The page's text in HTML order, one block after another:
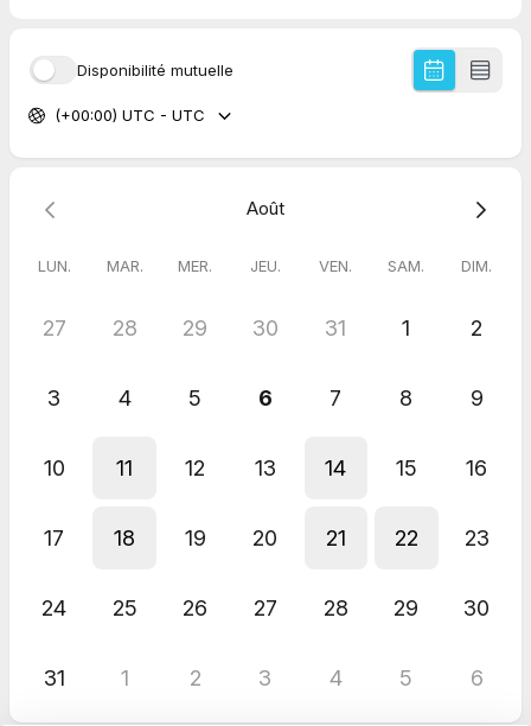
💻 En visio via Skype ou WhatsApp
📌 Installez-vous dans un endroit calme et confortable, sans
interruption.
📞0658327437
Sophrologue & Praticienne en Hypnose
Disponibilité mutuelle
(+00:00) UTC - UTC
Août
LUN. MAR. MER. JEU. VEN. SAM. DIM.
27 28 29 30 31 1 2
3 4 5 6 7 8 9
10 11 12 13 14 15 16
17 18 19 20 21 22 23
24 25 26 27 28 29 30
31 1 2 3 4 5 6